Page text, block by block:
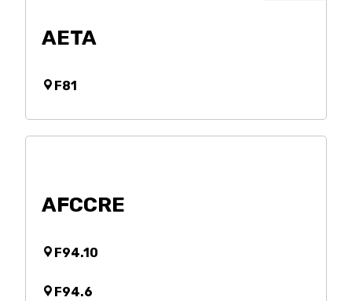
AETA
F81
AFCCRE
F94.10
F94.6